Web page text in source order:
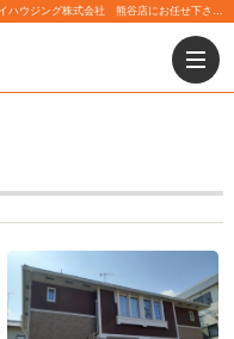
ブログ日別一覧【2026年5月17日】 | 熊谷市の賃貸はコガネイハウジング株式会社 熊谷店にお任せ下さい！